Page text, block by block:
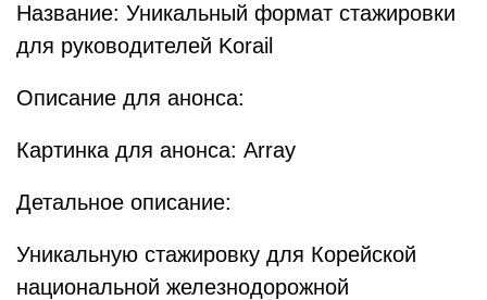
Название: Уникальный формат стажировки
для руководителей Korail
Описание для анонса:
Картинка для анонса: Array
Детальное описание:
Уникальную стажировку для Корейской
национальной железнодорожной